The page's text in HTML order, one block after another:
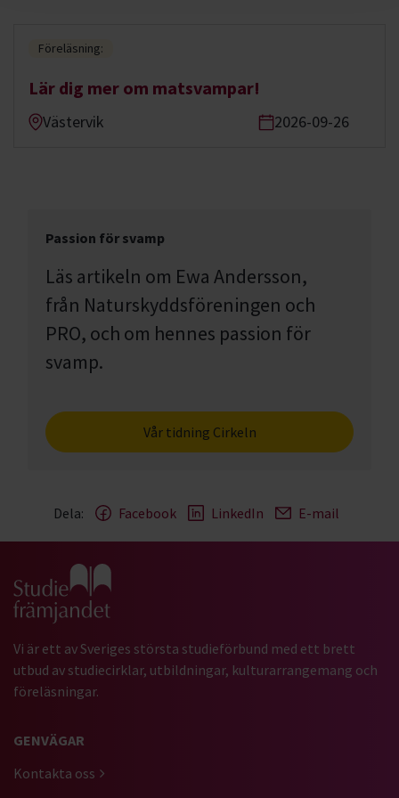
Föreläsning:
Lär dig mer om matsvampar!
Västervik 2026-09-26
Passion för svamp
Läs artikeln om Ewa Andersson,
från Naturskyddsföreningen och
PRO, och om hennes passion för
svamp.
Vår tidning Cirkeln
Dela: Facebook LinkedIn E-mail
Gå till studiefrämjandets startsida
Vi är ett av Sveriges största studieförbund med ett brett
utbud av studiecirklar, utbildningar, kulturarrangemang och
föreläsningar.
GENVÄGAR
Kontakta oss